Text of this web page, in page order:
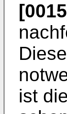
ist